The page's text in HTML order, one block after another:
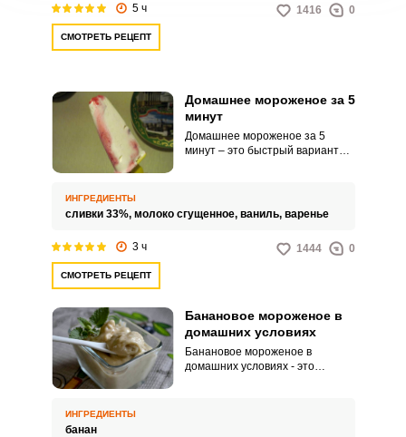
5 ч 1416 0
СМОТРЕТЬ РЕЦЕПТ
Домашнее мороженое за 5
минут
Домашнее мороженое за 5
минут – это быстрый вариант
мороженое, сделанное своими
руками, понравится как
ИНГРЕДИЕНТЫ
сливки 33%, молоко сгущенное, ваниль, варенье
3 ч 1444 0
СМОТРЕТЬ РЕЦЕПТ
Банановое мороженое в
домашних условиях
Банановое мороженое в
домашних условиях - это
ИНГРЕДИЕНТЫ
банан